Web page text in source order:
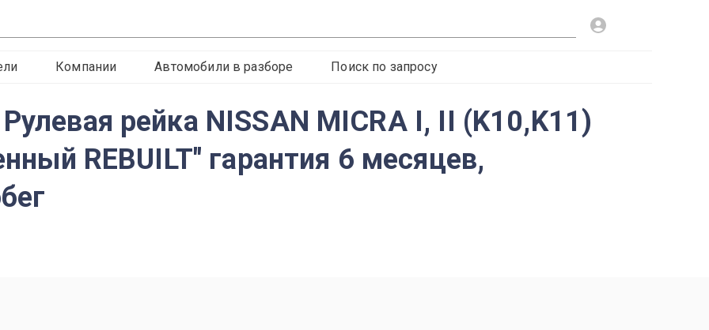
Компании Автомобили в разборе Поиск по запросу
рейка NISSAN MICRA I, II (K10,K11)
REBUILT" гарантия 6 месяцев,